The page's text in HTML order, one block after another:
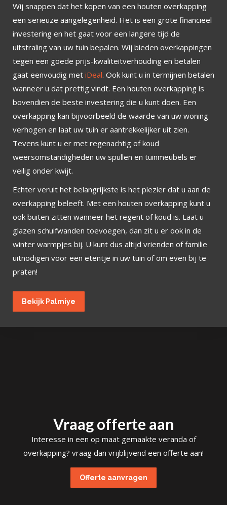
Wij snappen dat het kopen van een houten overkapping
een serieuze aangelegenheid. Het is een grote financieel
investering en het gaat voor een langere tijd de
uitstraling van uw tuin bepalen. Wij bieden overkappingen
tegen een goede prijs-kwaliteitverhouding en betalen
gaat eenvoudig met iDeal. Ook kunt u in termijnen betalen
wanneer u dat prettig vindt. Een houten overkapping is
bovendien de beste investering die u kunt doen. Een
overkapping kan bijvoorbeeld de waarde van uw woning
verhogen en laat uw tuin er aantrekkelijker uit zien.
Tevens kunt u er met regenachtig of koud
weersomstandigheden uw spullen en tuinmeubels er
veilig onder kwijt.
Echter veruit het belangrijkste is het plezier dat u aan de
overkapping beleeft. Met een houten overkapping kunt u
ook buiten zitten wanneer het regent of koud is. Laat u
glazen schuifwanden toevoegen, dan zit u er ook in de
winter warmpjes bij. U kunt dus altijd vrienden of familie
uitnodigen voor een etentje in uw tuin of om even bij te
praten!
Bekijk Palmiye
Vraag offerte aan
Interesse in een op maat gemaakte veranda of
overkapping? vraag dan vrijblijvend een offerte aan!
Offerte aanvragen